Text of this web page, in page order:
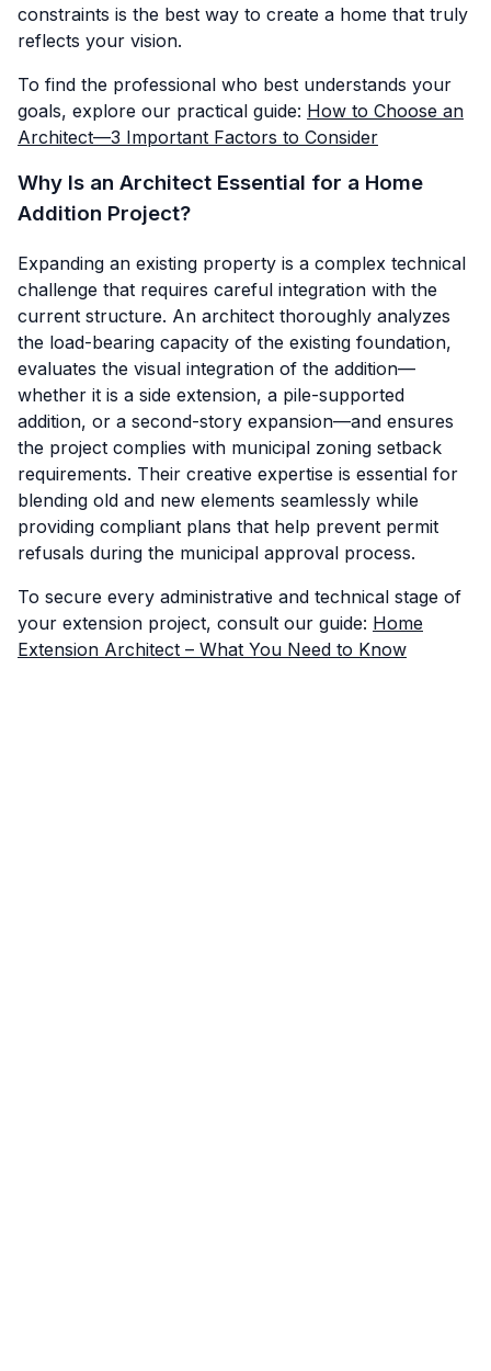
constraints is the best way to create a home that truly
reflects your vision.
To find the professional who best understands your
goals, explore our practical guide: How to Choose an
Architect—3 Important Factors to Consider
Why Is an Architect Essential for a Home
Addition Project?
Expanding an existing property is a complex technical
challenge that requires careful integration with the
current structure. An architect thoroughly analyzes
the load-bearing capacity of the existing foundation,
evaluates the visual integration of the addition—
whether it is a side extension, a pile-supported
addition, or a second-story expansion—and ensures
the project complies with municipal zoning setback
requirements. Their creative expertise is essential for
blending old and new elements seamlessly while
providing compliant plans that help prevent permit
refusals during the municipal approval process.
To secure every administrative and technical stage of
your extension project, consult our guide: Home
Extension Architect – What You Need to Know